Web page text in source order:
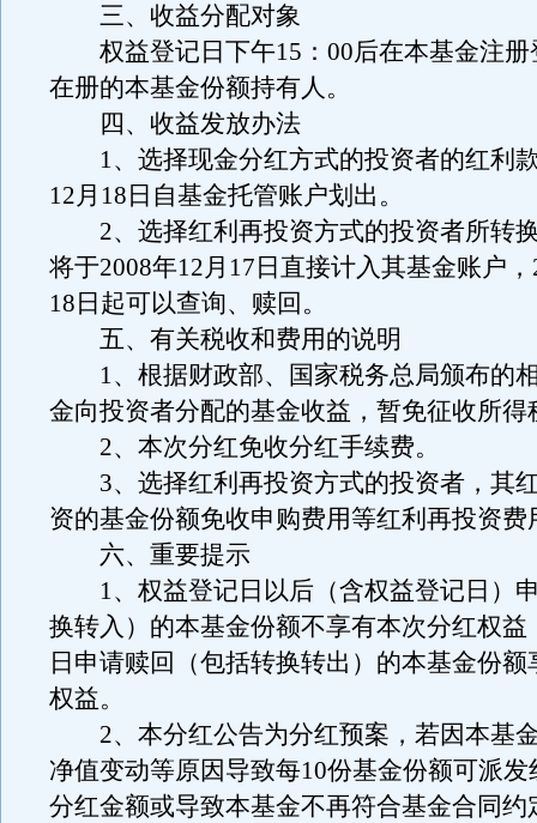
三、收益分配对象
权益登记日下午15：00后在本基金注册
在册的本基金份额持有人。
四、收益发放办法
1、选择现金分红方式的投资者的红利
12月18日自基金托管账户划出。
2、选择红利再投资方式的投资者所转
将于2008年12月17日直接计入其基金账户
18日起可以查询、赎回。
五、有关税收和费用的说明
1、根据财政部、国家税务总局颁布的
金向投资者分配的基金收益，暂免征收所得
2、本次分红免收分红手续费。
3、选择红利再投资方式的投资者，其
资的基金份额免收申购费用等红利再投资费
六、重要提示
1、权益登记日以后（含权益登记日）
换转入）的本基金份额不享有本次分红权益
日申请赎回（包括转换转出）的本基金份额
权益。
2、本分红公告为分红预案，若因本基
净值变动等原因导致每10份基金份额可派
分红金额或导致本基金不再符合基金合同约